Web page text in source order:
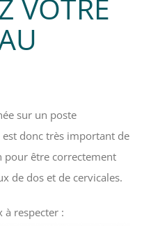
VOTRE
sur un poste
donc très important de
pour être correctement
de dos et de cervicales.
à respecter :